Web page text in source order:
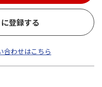
登録する
合わせはこちら